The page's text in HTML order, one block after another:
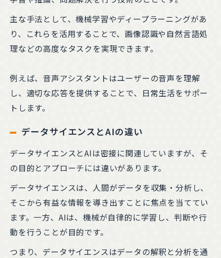
主な手法として、機械学習やディープラーニングがあ
り、これらを活用することで、画像認識や自然言語処
理などの高度なタスクを実現できます。
例えば、音声アシスタントはユーザーの音声を理解
し、適切な応答を提供することで、日常生活をサポー
トします。
データサイエンスとAIの違い
データサイエンスとAIは密接に関連していますが、そ
の目的とアプローチには違いがあります。
データサイエンスは、人間がデータを収集・分析し、
そこから有益な情報を導き出すことに焦点を当ててい
ます。一方、AIは、機械が自律的に学習し、判断や行
動を行うことが目的です。
つまり、データサイエンスはデータの解釈と分析を通